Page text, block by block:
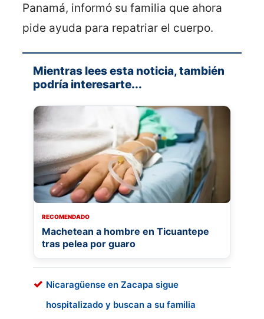
Panamá, informó su familia que ahora
pide ayuda para repatriar el cuerpo.
Mientras lees esta noticia, también
podría interesarte...
RECOMENDADO
Machetean a hombre en Ticuantepe
tras pelea por guaro
Nicaragüense en Zacapa sigue
hospitalizado y buscan a su familia